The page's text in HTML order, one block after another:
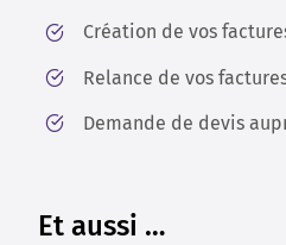
Création de vos
Relance de vos
Demande de devis
Et aussi …